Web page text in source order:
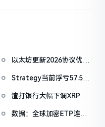
以太坊更新2026协议优先
于上半年进行
Strategy当前浮亏57.56
79.43亿美元
渣打银行大幅下调XRP年
下调至10万美元
数据：全球加密ETP连续